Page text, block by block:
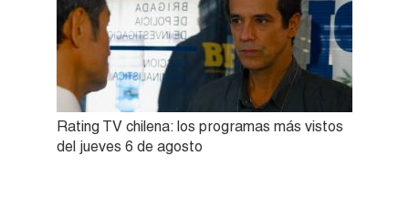
Rating TV chilena: los programas más vistos
del jueves 6 de agosto